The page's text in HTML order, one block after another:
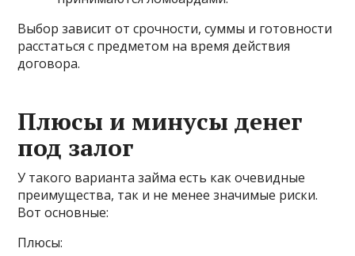
Выбор зависит от срочности, суммы и готовности
расстаться с предметом на время действия
договора.
Плюсы и минусы денег
под залог
У такого варианта займа есть как очевидные
преимущества, так и не менее значимые риски.
Вот основные:
Плюсы: